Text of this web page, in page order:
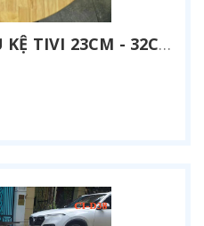
PAT CHỮ L TREO TỦ KỆ TIVI 23CM - 32CM - 45CM